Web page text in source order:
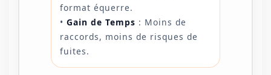
format équerre.
• Gain de Temps : Moins de
raccords, moins de risques de
fuites.